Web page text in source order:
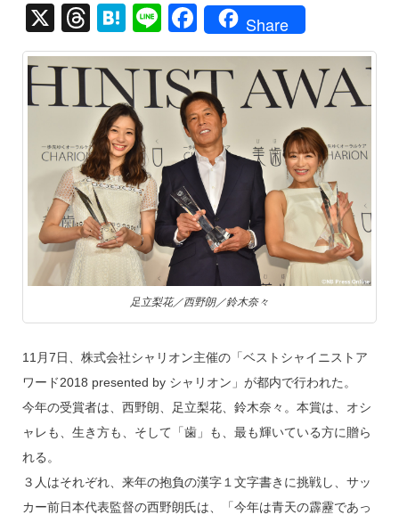
X
T
hr
e
a
d
s
H
at
e
n
a
Li
n
e
F
a
c
e
b
o
o
k
Share
足立梨花／西野朗／鈴木奈々
11月7日、株式会社シャリオン主催の「ベストシャイニストア
ワード2018 presented by シャリオン」が都内で行われた。
今年の受賞者は、西野朗、足立梨花、鈴木奈々。本賞は、オシ
ャレも、生き方も、そして「歯」も、最も輝いている方に贈ら
れる。
３人はそれぞれ、来年の抱負の漢字１文字書きに挑戦し、サッ
カー前日本代表監督の西野朗氏は、「今年は青天の霹靂であっ